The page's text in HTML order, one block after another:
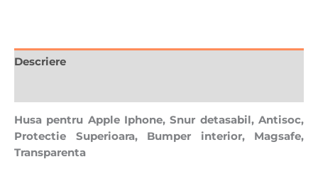
Descriere
Husa pentru Apple Iphone, Snur detasabil, Antisoc,
Protectie Superioara, Bumper interior, Magsafe,
Transparenta